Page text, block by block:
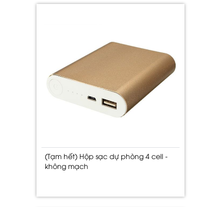
(Tạm hết) Hộp sạc dự phòng 4 cell -
không mạch